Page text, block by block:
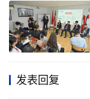
http://
expanding-the-
其他支持性引
OpenPOWER基
发表回复